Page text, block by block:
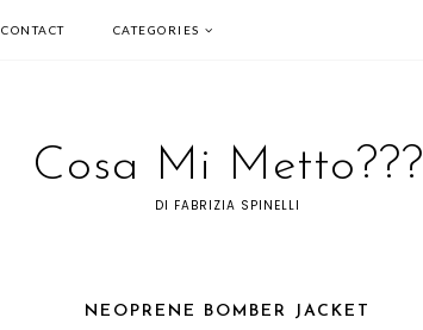
CONTACT CATEGORIES
Cosa Mi Metto???
DI FABRIZIA SPINELLI
NEOPRENE BOMBER JACKET